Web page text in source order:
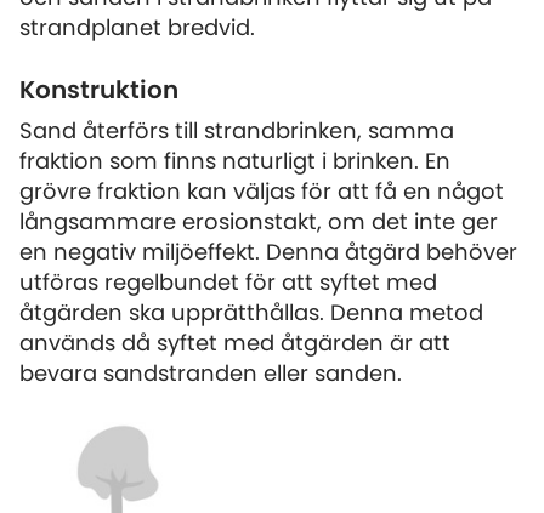
strandplanet bredvid.
Konstruktion
Sand återförs till strandbrinken, samma
fraktion som finns naturligt i brinken. En
grövre fraktion kan väljas för att få en något
långsammare erosionstakt, om det inte ger
en negativ miljöeffekt. Denna åtgärd behöver
utföras regelbundet för att syftet med
åtgärden ska upprätthållas. Denna metod
används då syftet med åtgärden är att
bevara sandstranden eller sanden.